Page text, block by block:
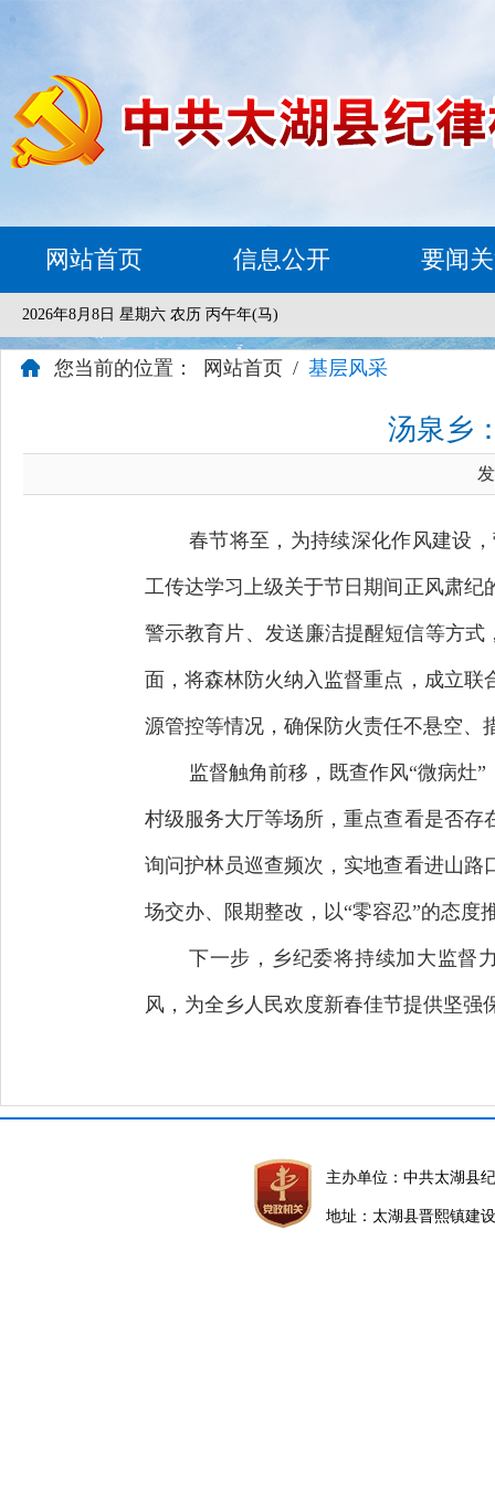
网站首页 信息公开 要闻
2026年8月8日 星期六 农历 丙午年(马)
您当前的位置： 网站首页 / 基层风采
汤泉乡
春节将至，为持续深化作风建设
工传达学习上级关于节日期间正风肃
警示教育片、发送廉洁提醒短信等方式
面，将森林防火纳入监督重点，成立
源管控等情况，确保防火责任不悬空、
监督触角前移，既查作风“微病灶
村级服务大厅等场所，重点查看是否
询问护林员巡查频次，实地查看进山
场交办、限期整改，以“零容忍”的态度
下一步，乡纪委将持续加大监督
风，为全乡人民欢度新春佳节提供坚强
主办单位：中共太湖县
地址：太湖县晋熙镇建